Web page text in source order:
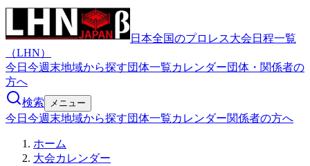
日本全国のプロレス大会日程一覧
（LHN）
今日 今週末地域から探す団体一覧カレンダー団体・関係者の
方へ
検索
メニュー
今日 今週末地域から探す団体一覧カレンダー関係者の方へ
ホーム
大会カレンダー